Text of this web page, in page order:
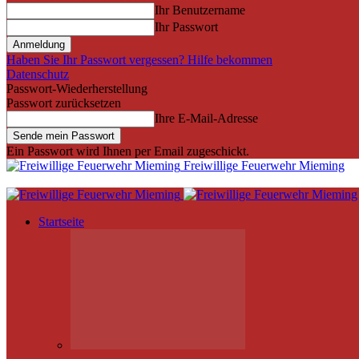
Ihr Benutzername
Ihr Passwort
Haben Sie Ihr Passwort vergessen? Hilfe bekommen
Datenschutz
Passwort-Wiederherstellung
Passwort zurücksetzen
Ihre E-Mail-Adresse
Ein Passwort wird Ihnen per Email zugeschickt.
Freiwillige Feuerwehr Mieming
Startseite